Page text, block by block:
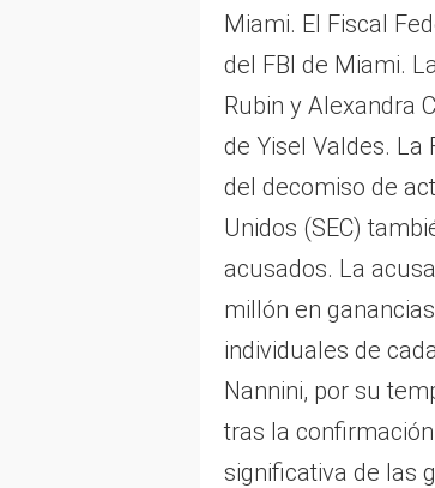
Miami. El Fiscal
del FBI de Miami.
Rubin y Alexandra
de Yisel Valdes. La
del decomiso de
Unidos (SEC)
acusados. La
millón en
individuales de
Nannini, por su
tras la
significativa de las